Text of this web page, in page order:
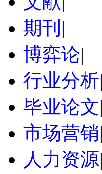
期刊 |
博弈论|
行业分析|
毕业论文|
市场营销|
人力资源|